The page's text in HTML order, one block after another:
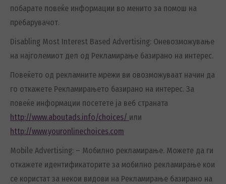
побарате повеќе информации во менито за помош на
пребарувачот.
Disabling Most Interest Based Advertising: Оневозможување
на најголемиот дел од Рекламирање базирано на интерес.
Повеќето од рекламните мрежи ви овозможуваат начин да
го откажете Рекламирањето базирано на интерес. За
повеќе информации посетете ја веб страната
http://www.aboutads.info/choices/ или
http://www.youronlinechoices.com
Mobile Advertising: – Мобилно рекламирање. Можете да ги
откажете идентификаторите за мобилно рекламирање кои
се користат за некои видови на Рекламирање базирано на